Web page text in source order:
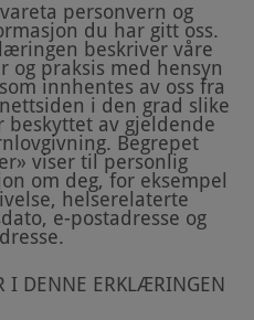
personvern og
du har gitt oss.
beskriver våre
og praksis med hensyn
innhentes av oss fra
i den grad slike
beskyttet av gjeldende
Begrepet
viser til personlig
om deg, for eksempel
helserelaterte
e-postadresse og
I DENNE ERKLÆRINGEN